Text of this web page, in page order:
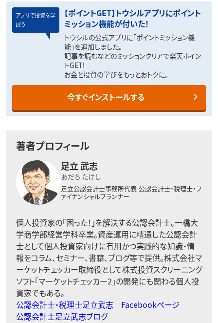
アプリで投資を学
ぼう
【ポイントGET】トウシルアプリにポイント
ミッション機能が付いた！
トウシルの公式アプリに「ポイントミッション機
能」を追加しました。
記事を読むなどのミッションクリアで楽天ポイン
トGET！
お金と投資の学びをもっとおトクに。
今すぐインストールする
著者プロフィール
足立 武志
あだち たけし
足立公認会計士事務所代表 公認会計士・税理士・フ
ァイナンシャルプランナー
個人投資家の「困った！」を解決する公認会計士。一橋大
学商学部経営学科卒業。資産運用に精通した公認会計
士として個人投資家向けに有用かつ実践的な知識・情
報をコラム、セミナー、書籍、ブログ等で提供。株式会社マ
ーケットチェッカー取締役として株式投資スクリーニング
ソフト「マーケットチェッカー2」の開発にも関わる個人投
資家でもある。
公認会計士・税理士足立武志 Facebookページ
公認会計士足立武志ブログ